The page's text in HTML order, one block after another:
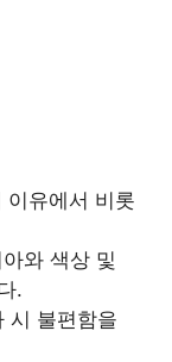
이유에서 비롯
와 색상 및
.
시 불편함을